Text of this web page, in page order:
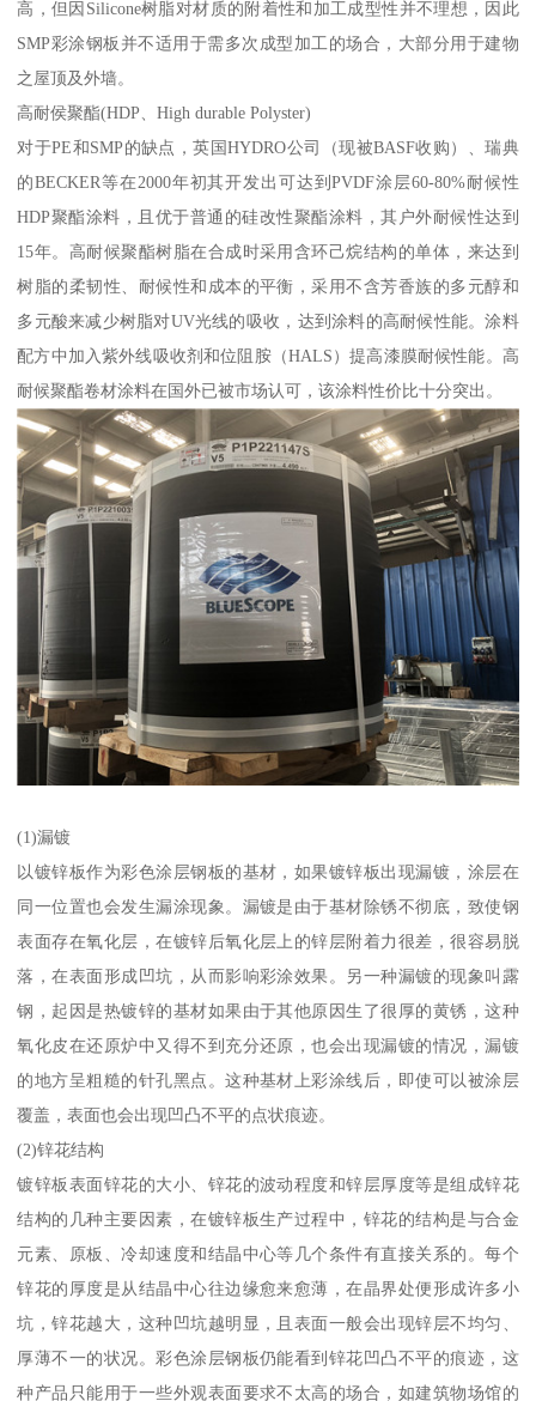
高，但因Silicone树脂对材质的附着性和加工成型性并不理想，因此
SMP彩涂钢板并不适用于需多次成型加工的场合，大部分用于建物
之屋顶及外墙。
高耐侯聚酯(HDP、High durable Polyster)
对于PE和SMP的缺点，英国HYDRO公司（现被BASF收购）、瑞典
的BECKER等在2000年初其开发出可达到PVDF涂层60-80%耐候性
HDP聚酯涂料，且优于普通的硅改性聚酯涂料，其户外耐候性达到
15年。高耐候聚酯树脂在合成时采用含环己烷结构的单体，来达到
树脂的柔韧性、耐候性和成本的平衡，采用不含芳香族的多元醇和
多元酸来减少树脂对UV光线的吸收，达到涂料的高耐候性能。涂料
配方中加入紫外线吸收剂和位阻胺（HALS）提高漆膜耐候性能。高
耐候聚酯卷材涂料在国外已被市场认可，该涂料性价比十分突出。
(1)漏镀
以镀锌板作为彩色涂层钢板的基材，如果镀锌板出现漏镀，涂层在
同一位置也会发生漏涂现象。漏镀是由于基材除锈不彻底，致使钢
表面存在氧化层，在镀锌后氧化层上的锌层附着力很差，很容易脱
落，在表面形成凹坑，从而影响彩涂效果。另一种漏镀的现象叫露
钢，起因是热镀锌的基材如果由于其他原因生了很厚的黄锈，这种
氧化皮在还原炉中又得不到充分还原，也会出现漏镀的情况，漏镀
的地方呈粗糙的针孔黑点。这种基材上彩涂线后，即使可以被涂层
覆盖，表面也会出现凹凸不平的点状痕迹。
(2)锌花结构
镀锌板表面锌花的大小、锌花的波动程度和锌层厚度等是组成锌花
结构的几种主要因素，在镀锌板生产过程中，锌花的结构是与合金
元素、原板、冷却速度和结晶中心等几个条件有直接关系的。每个
锌花的厚度是从结晶中心往边缘愈来愈薄，在晶界处便形成许多小
坑，锌花越大，这种凹坑越明显，且表面一般会出现锌层不均匀、
厚薄不一的状况。彩色涂层钢板仍能看到锌花凹凸不平的痕迹，这
种产品只能用于一些外观表面要求不太高的场合，如建筑物场馆的